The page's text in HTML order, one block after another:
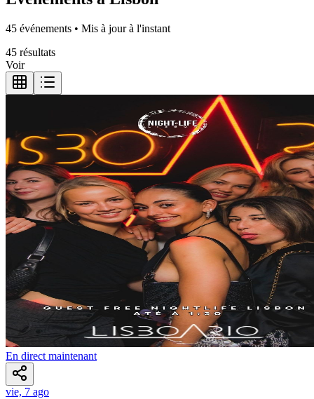
45 événements • Mis à jour à l'instant
45 résultats
Voir
En direct maintenant
vie, 7 ago